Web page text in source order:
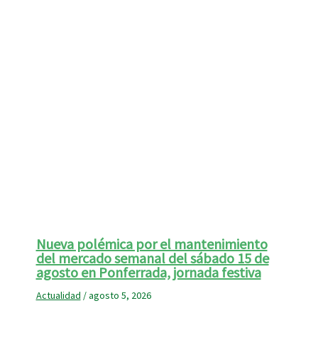
Nueva polémica por el mantenimiento
del mercado semanal del sábado 15 de
agosto en Ponferrada, jornada festiva
Actualidad /agosto 5, 2026